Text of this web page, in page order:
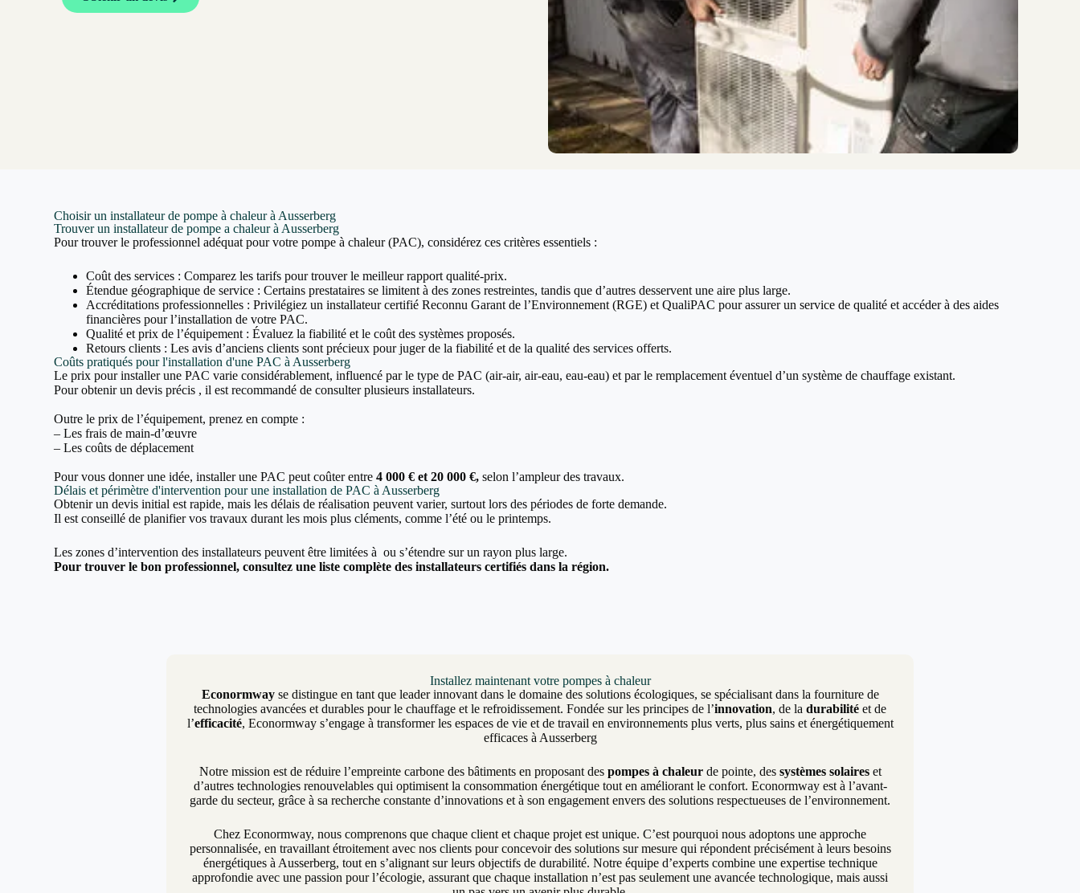
Choisir un installateur de pompe à chaleur à Ausserberg
Trouver un installateur de pompe a chaleur à Ausserberg
Pour trouver le professionnel adéquat pour votre pompe à chaleur (PAC), considérez ces critères essentiels :
Coût des services : Comparez les tarifs pour trouver le meilleur rapport qualité-prix.
Étendue géographique de service : Certains prestataires se limitent à des zones restreintes, tandis que d’autres desservent une aire plus large.
Accréditations professionnelles : Privilégiez un installateur certifié Reconnu Garant de l’Environnement (RGE) et QualiPAC pour assurer un service de qualité et accéder à des aides
financières pour l’installation de votre PAC.
Qualité et prix de l’équipement : Évaluez la fiabilité et le coût des systèmes proposés.
Retours clients : Les avis d’anciens clients sont précieux pour juger de la fiabilité et de la qualité des services offerts.
Coûts pratiqués pour l'installation d'une PAC à Ausserberg
Le prix pour installer une PAC varie considérablement, influencé par le type de PAC (air-air, air-eau, eau-eau) et par le remplacement éventuel d’un système de chauffage existant.
Pour obtenir un devis précis , il est recommandé de consulter plusieurs installateurs.
Outre le prix de l’équipement, prenez en compte :
– Les frais de main-d’œuvre
– Les coûts de déplacement
Pour vous donner une idée, installer une PAC peut coûter entre4 000 € et 20 000 €, selon l’ampleur des travaux.
Délais et périmètre d'intervention pour une installation de PAC à Ausserberg
Obtenir un devis initial est rapide, mais les délais de réalisation peuvent varier, surtout lors des périodes de forte demande.
Il est conseillé de planifier vos travaux durant les mois plus cléments, comme l’été ou le printemps.
Les zones d’intervention des installateurs peuvent être limitées à ou s’étendre sur un rayon plus large.
Pour trouver le bon professionnel, consultez une liste complète des installateurs certifiés dans la région.
Installez maintenant votre pompes à chaleur
Econormwayse distingue en tant que leader innovant dans le domaine des solutions écologiques, se spécialisant dans la fourniture de
technologies avancées et durables pour le chauffage et le refroidissement. Fondée sur les principes de l’innovation, de la durabilité et de
l’efficacité, Econormway s’engage à transformer les espaces de vie et de travail en environnements plus verts, plus sains et énergétiquement
efficaces à Ausserberg
Notre mission est de réduire l’empreinte carbone des bâtiments en proposant des pompes à chaleurde pointe, des systèmes solaireset
d’autres technologies renouvelables qui optimisent la consommation énergétique tout en améliorant le confort. Econormway est à l’avant-
garde du secteur, grâce à sa recherche constante d’innovations et à son engagement envers des solutions respectueuses de l’environnement.
Chez Econormway, nous comprenons que chaque client et chaque projet est unique. C’est pourquoi nous adoptons une approche
personnalisée, en travaillant étroitement avec nos clients pour concevoir des solutions sur mesure qui répondent précisément à leurs besoins
énergétiques à Ausserberg, tout en s’alignant sur leurs objectifs de durabilité. Notre équipe d’experts combine une expertise technique
approfondie avec une passion pour l’écologie, assurant que chaque installation n’est pas seulement une avancée technologique, mais aussi